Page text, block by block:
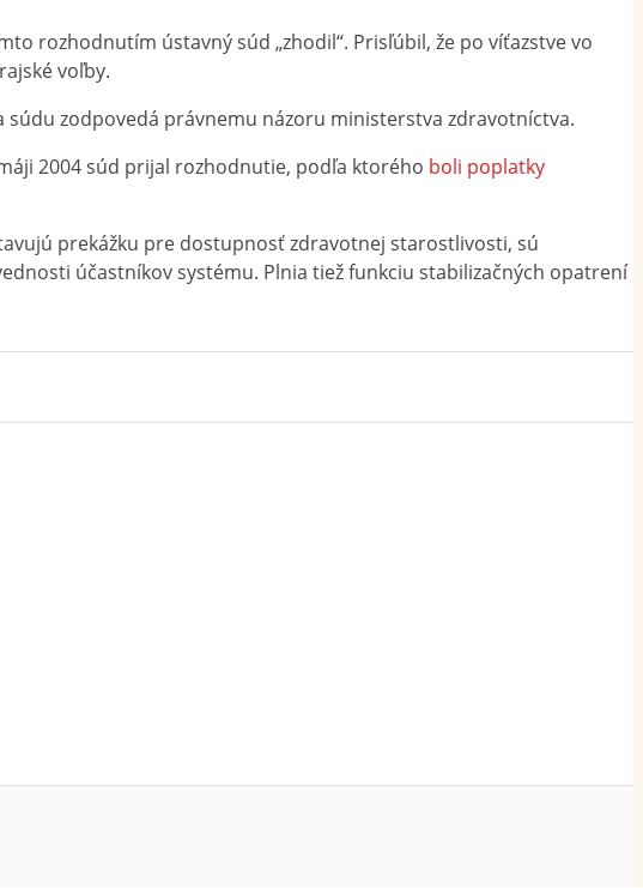
rozhodnutím ústavný súd „zhodil“. Prisľúbil, že po víťazstve vo
voľby.
zodpovedá právnemu názoru ministerstva zdravotníctva.
2004 súd prijal rozhodnutie, podľa ktorého boli poplatky
prekážku pre dostupnosť zdravotnej starostlivosti, sú
účastníkov systému. Plnia tiež funkciu stabilizačných opatrení